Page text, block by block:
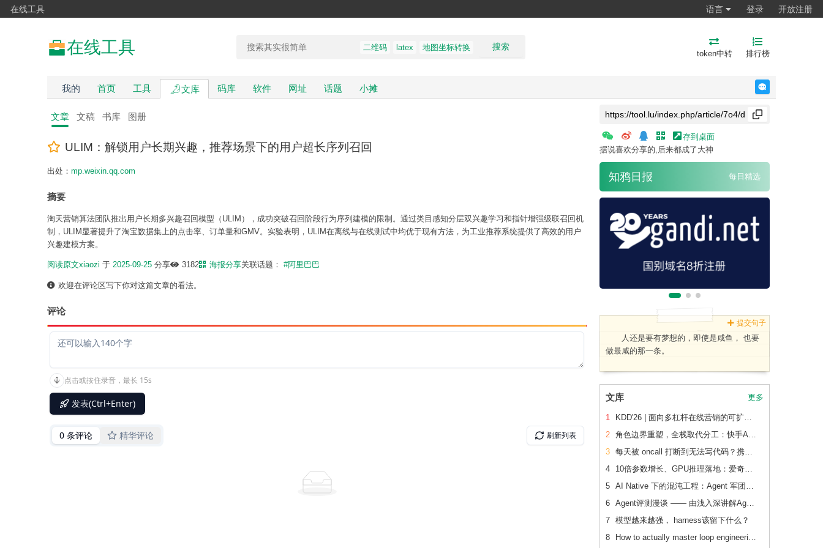
在线工具 语言 登录 开放注册
在线工具 搜索
二维码 latex 地图坐标转换
token中转 排行榜
我的 首页 工具 文库 码库 软件 网址 话题 小摊
文章 文稿 书库 图册
ULIM：解锁用户长期兴趣，推荐场景下的用户超长序列召回
出处： mp.weixin.qq.com
摘要
淘天营销算法团队推出用户长期多兴趣召回模型（ULIM），成功突破召回阶段行为序列建模的限制。通过类目感知分层双兴趣学习和指针增强级联召回机
制，ULIM显著提升了淘宝数据集上的点击率、订单量和GMV。实验表明，ULIM在离线与在线测试中均优于现有方法，为工业推荐系统提供了高效的用户
兴趣建模方案。
阅读原文xiaozi 于 2025-09-25 分享 3182 海报分享关联话题： #阿里巴巴
欢迎在评论区写下你对这篇文章的看法。
评论
存到桌面
据说喜欢分享的,后来都成了大神
知鸦日报 每日精选
提交句子
人还是要有梦想的，即使是咸鱼， 也要
做最咸的那一条。
文库 更多
1
KDD'26 | 面向多杠杆在线营销的可扩展、可追踪联合 增量建模
2
角色边界重塑，全栈取代分工：快手AI生产力体系成形
3
每天被 oncall 打断到无法写代码？携程机票前端用这套方法把重复问题解决了2/3
4
10倍参数增长、GPU推理落地：爱奇艺广告CVR模型的升级之路
5
AI Native 下的混沌工程：Agent 军团如何重新定义系统韧性验证
6
Agent评测漫谈 —— 由浅入深讲解Agent评测
7 模型越来越强， harness该留下什么？
8
How to actually master loop engineering